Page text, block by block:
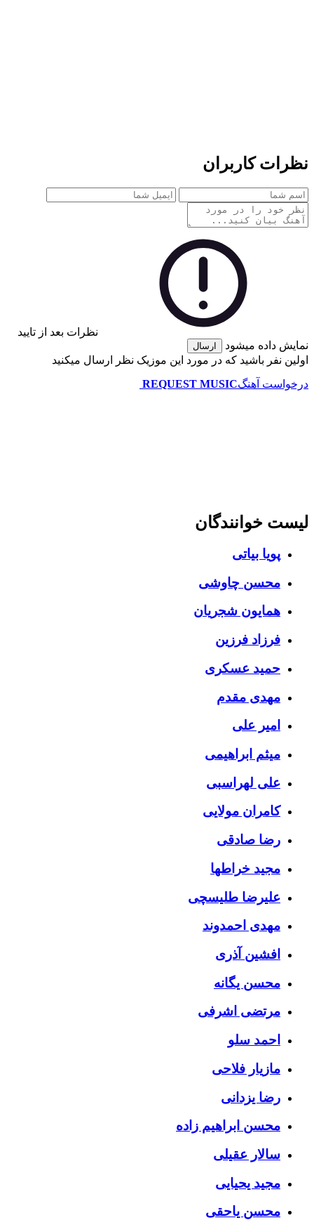
نظرات کاربران
نظرات بعد از تایید
نمایش داده میشود
ارسال
اولین نفر باشید که در مورد این موزیک نظر ارسال میکنید
درخواست آهنگREQUEST MUSIC
لیست خوانندگان
پویا بیاتی
محسن چاوشی
همایون شجریان
فرزاد فرزین
حمید عسکری
مهدی مقدم
امیر علی
میثم ابراهیمی
علی لهراسبی
کامران مولایی
رضا صادقی
مجید خراطها
علیرضا طلیسچی
مهدی احمدوند
افشین آذری
محسن یگانه
مرتضی اشرفی
احمد سلو
مازیار فلاحی
رضا یزدانی
محسن ابراهیم زاده
سالار عقیلی
مجید یحیایی
محسن یاحقی